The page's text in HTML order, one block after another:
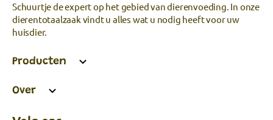
Schuurtje de expert op het gebied van dierenvoeding. In onze
dierentotaalzaak vindt u alles wat u nodig heeft voor uw
huisdier.
Producten
Over